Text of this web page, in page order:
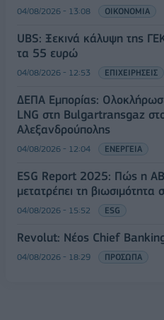
04/08/2026 - 13:08 ΟΙΚΟΝΟΜΙΑ
UBS: Ξεκινά κάλυψη της
τα 55 ευρώ
04/08/2026 - 12:53 ΕΠΙΧΕΙΡΗΣΕΙΣ
ΔΕΠΑ Εμπορίας:
LNG στη Bulgartransgaz
Αλεξανδρούπολης
04/08/2026 - 12:04 ΕΝΕΡΓΕΙΑ
ESG Report 2025: Πώς η
μετατρέπει τη
04/08/2026 - 15:52 ESG
Revolut: Νέος Chief
04/08/2026 - 18:29 ΠΡΟΣΩΠΑ